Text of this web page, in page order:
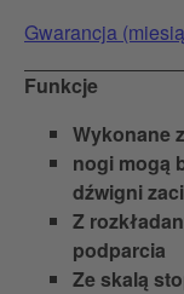
Gwarancja
Funkcje
Wykonane
nogi mogą
dźwigni
Z
podparcia
Ze skalą